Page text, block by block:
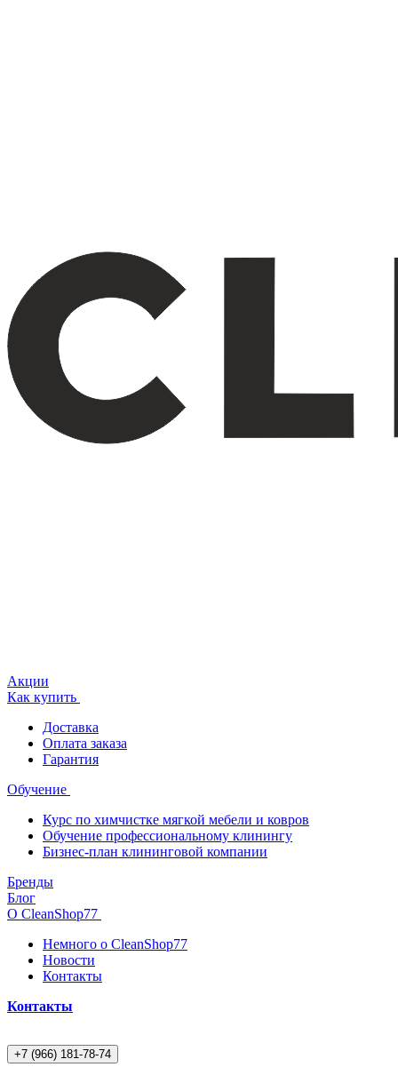
Акции
Как купить
Доставка
Оплата заказа
Гарантия
Обучение
Курс по химчистке мягкой мебели и ковров
Обучение профессиональному клинингу
Бизнес-план клининговой компании
Бренды
Блог
О CleanShop77
Немного о CleanShop77
Новости
Контакты
Контакты
+7 (966) 181-78-74